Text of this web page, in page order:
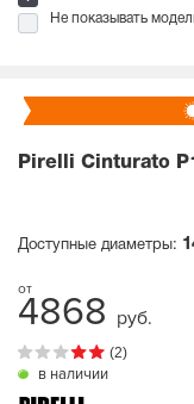
Не показывать
Pirelli Cinturato P1
Доступные диаметры:
4868 руб.
(2)
в наличии